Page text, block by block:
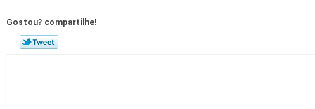
Gostou? compartilhe!